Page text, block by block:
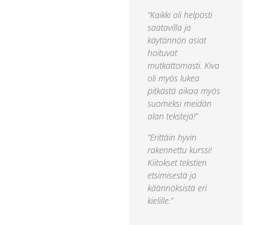
“Kaikki oli helposti
saatavilla ja
käytännön asiat
hoituvat
mutkattomasti. Kiva
oli myös lukea
pitkästä aikaa myös
suomeksi meidän
alan tekstejä!”
“Erittäin hyvin
rakennettu kurssi!
Kiitokset tekstien
etsimisestä ja
käännöksistä eri
kielille.”